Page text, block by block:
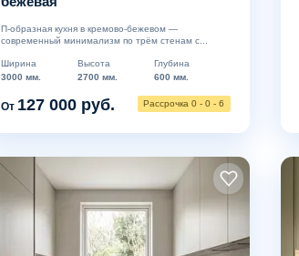
П-образная кухня в кремово-бежевом —
современный минимализм по трём стенам с...
Ширина
3000 мм.
Высота
2700 мм.
Глубина
600 мм.
От 127 000 руб. Рассрочка 0 - 0 - 6